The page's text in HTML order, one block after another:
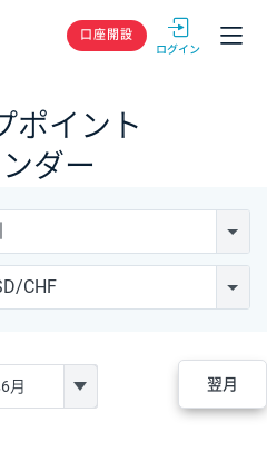
GMOクリック
口座開設
ポイント
ダー
CHF
翌月